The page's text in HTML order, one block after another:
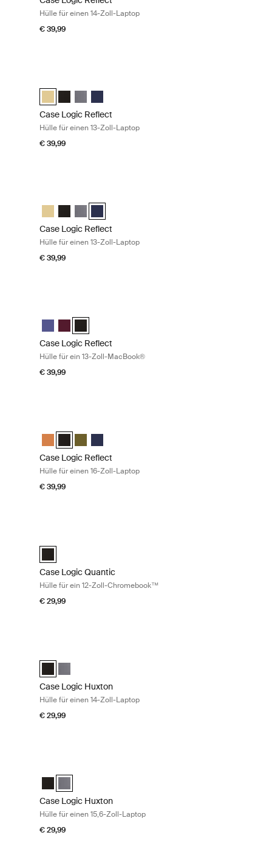
Hülle für einen 14-Zoll-Laptop
€ 39,99
Lila
Nuanciertes Rot
Boulder Beige
Sleeve Schwarz
Laptop Sleeve Horizontgelb
14" Laptop Sleeve Dark Blue (selected)
Case Logic Reflect 13" Laptop Sleeve Horizontgelb
Case Logic Reflect 13" Laptop Sleeve Schwarz
Case Logic Reflect 13" Laptop Sleeve Graphit
Case Logic Reflect 13" Laptop Sleeve Dark Blue
Case Logic Reflect
Hülle für einen 13-Zoll-Laptop
€ 39,99
SchwarzGraphit (selected)
Sleeve Dark Blue
Case Logic Reflect 13" Laptop Sleeve Horizontgelb
Case Logic Reflect 13" Laptop Sleeve Schwarz
Case Logic Reflect 13" Laptop Sleeve Graphit
Case Logic Reflect 13" Laptop Sleeve Dark
Case Logic Reflect
Hülle für einen 13-Zoll-Laptop
€ 39,99
Intensives Lila
Nuanciertes Rot (selected)
Sleeve Schwarz
Case Logic Reflect 13" MacBook® Sleeve Intensives Lila
Case Logic Reflect 13" MacBook® Sleeve Nuanciertes
Case Logic Reflect 13" MacBook® Sleeve Schwarz
Case Logic Reflect
Hülle für ein 13-Zoll-MacBook®
€ 39,99
Orange (selected)
Schwarz
Capulet Olive/Green Olive
Sleeve Dark Blue
Case Logic Reflect 16" Laptop Sleeve Luscious Orange
Case Logic Reflect 16" Laptop Sleeve Schwarz
Case Logic Reflect 16" Laptop Sleeve Capulet
Case Logic Reflect 16" Laptop Sleeve Dark Blue
Case Logic Reflect
Hülle für einen 16-Zoll-Laptop
€ 39,99
Orange
Schwarz
Capulet Olive/Green Olive
Sleeve Dark Blue (selected)
Case Logic Quantic 12" Chromebook™ Sleeve Schwarz
Case Logic Quantic
Hülle für ein 12-Zoll-Chromebook™
€ 29,99
Graphit (selected)
Case Logic Huxton 14" Laptop Sleeve Schwarz (selected)
Case Logic Huxton 14" Laptop Sleeve Graphit
Case Logic Huxton
Hülle für einen 14-Zoll-Laptop
€ 29,99
(selected)
GraphitCase Logic Huxton 15.6" Laptop Sleeve Schwarz
Case Logic Huxton 15.6" Laptop Sleeve Graphit
Case Logic Huxton
Hülle für einen 15,6-Zoll-Laptop
€ 29,99